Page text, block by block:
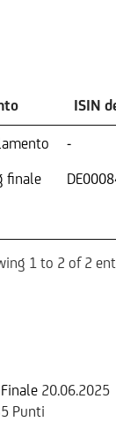
ISIN
-
finale
1 to 2 of 2
20.06.2025
Punti